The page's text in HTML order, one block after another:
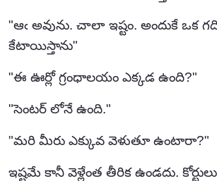
"ఆఁ అవును. చాలా ఇష్టం. అందుకే ఒక
కేటాయిస్తాను"
"ఈ ఊర్లో గ్రంధాలయం ఎక్కడ ఉంది?"
"సెంటర్ లోనే ఉంది."
"మరి మీరు ఎక్కువ వెళుతూ ఉంటారా?"
ఇష్టమే కానీ వెళ్లేంత తీరిక ఉండదు.